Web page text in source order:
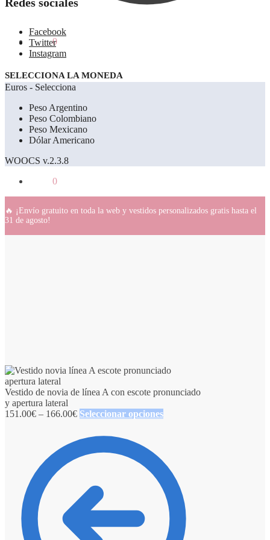
0.00€ 0
Facebook
Twitter
Instagram
SELECCIONA LA MONEDA
Euros - Selecciona
Peso Argentino
Peso Colombiano
Peso Mexicano
Dólar Americano
WOOCS v.2.3.8
0
🔥 ¡Envío gratuito en toda la web y vestidos personalizados gratis hasta el
31 de agosto!
Vestido de novia de línea A con escote pronunciado
y apertura lateral
151.00€ – 166.00€ Seleccionar opciones